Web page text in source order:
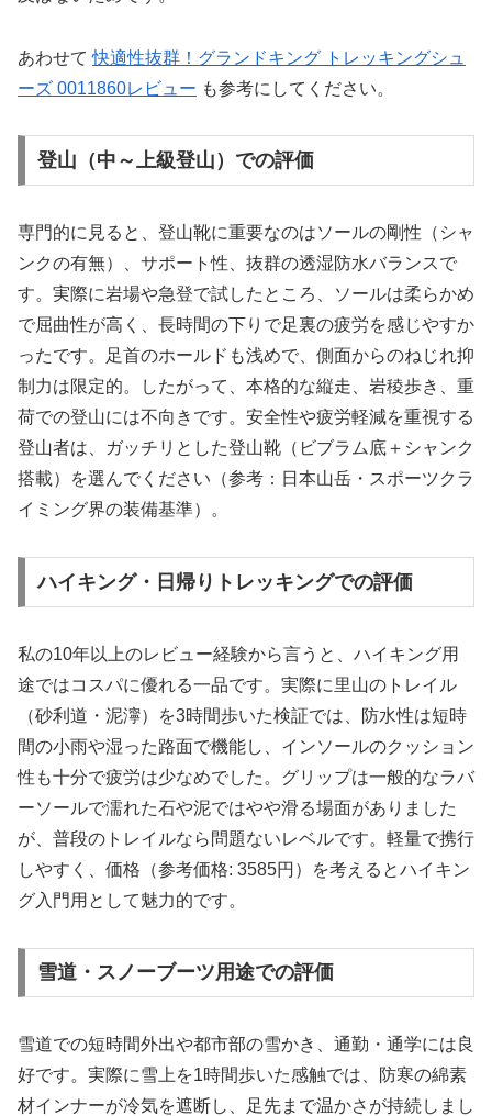
あわせて快適性抜群！グランドキング トレッキングシュ
ーズ 0011860レビュー も参考にしてください。
登山（中～上級登山）での評価
専門的に見ると、登山靴に重要なのはソールの剛性（シャ
ンクの有無）、サポート性、抜群の透湿防水バランスで
す。実際に岩場や急登で試したところ、ソールは柔らかめ
で屈曲性が高く、長時間の下りで足裏の疲労を感じやすか
ったです。足首のホールドも浅めで、側面からのねじれ抑
制力は限定的。したがって、本格的な縦走、岩稜歩き、重
荷での登山には不向きです。安全性や疲労軽減を重視する
登山者は、ガッチリとした登山靴（ビブラム底＋シャンク
搭載）を選んでください（参考：日本山岳・スポーツクラ
イミング界の装備基準）。
ハイキング・日帰りトレッキングでの評価
私の10年以上のレビュー経験から言うと、ハイキング用
途ではコスパに優れる一品です。実際に里山のトレイル
（砂利道・泥濘）を3時間歩いた検証では、防水性は短時
間の小雨や湿った路面で機能し、インソールのクッション
性も十分で疲労は少なめでした。グリップは一般的なラバ
ーソールで濡れた石や泥ではやや滑る場面がありました
が、普段のトレイルなら問題ないレベルです。軽量で携行
しやすく、価格（参考価格: 3585円）を考えるとハイキン
グ入門用として魅力的です。
雪道・スノーブーツ用途での評価
雪道での短時間外出や都市部の雪かき、通勤・通学には良
好です。実際に雪上を1時間歩いた感触では、防寒の綿素
材インナーが冷気を遮断し、足先まで温かさが持続しまし